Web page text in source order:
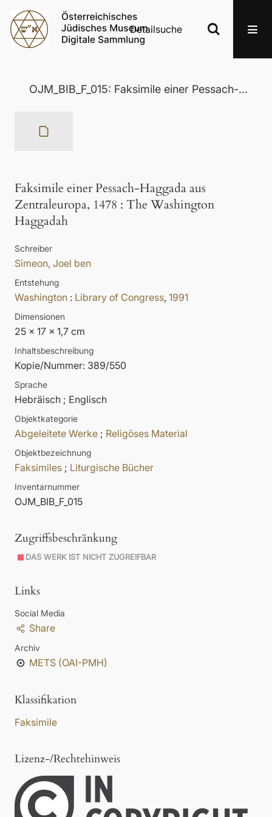
Detailsuche
OJM_BIB_F_015: Faksimile einer Pessach-Haggada aus Zentraleuropa, 1478
Faksimile einer Pessach-Haggada aus
Zentraleuropa, 1478 : The Washington
Haggadah
Schreiber
Simeon, Joel ben
Entstehung
Washington : Library of Congress, 1991
Dimensionen
25 x 17 x 1,7 cm
Inhaltsbeschreibung
Kopie/Nummer: 389/550
Sprache
Hebräisch ; Englisch
Objektkategorie
Abgeleitete Werke ; Religöses Material
Objektbezeichnung
Faksimiles ; Liturgische Bücher
Inventarnummer
OJM_BIB_F_015
Zugriffsbeschränkung
DAS WERK IST NICHT ZUGREIFBAR
Links
Social Media
Share
Archiv
METS (OAI-PMH)
Klassifikation
Faksimile
Lizenz-/Rechtehinweis